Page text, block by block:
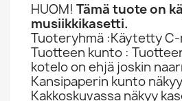
HUOM! Tämä tuote on
musiikkikasetti.
Tuoteryhmä :Käytetty
Tuotteen kunto :
kotelo on ehjä joskin
Kansipaperin kunto
Kakkoskuvassa näkyy